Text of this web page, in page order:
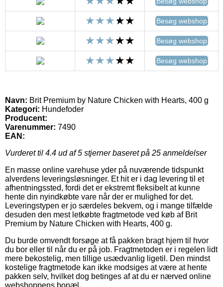
Besøg webshop
Besøg webshop
Besøg webshop
Navn: Brit Premium by Nature Chicken with Hearts, 400 g
Kategori: Hundefoder
Producent:
Varenummer: 7490
EAN:
Vurderet til 4.4 ud af 5 stjerner baseret på 25 anmeldelser
En masse online varehuse yder på nuværende tidspunkt
alverdens leveringsløsninger. Et hit er i dag levering til et
afhentningssted, fordi det er ekstremt fleksibelt at kunne
hente din nyindkøbte vare når der er mulighed for det.
Leveringstypen er jo særdeles bekvem, og i mange tilfælde
desuden den mest letkøbte fragtmetode ved køb af Brit
Premium by Nature Chicken with Hearts, 400 g.
Du burde omvendt forsøge at få pakken bragt hjem til hvor
du bor eller til når du er på job. Fragtmetoden er i regelen lidt
mere bekostelig, men tillige usædvanlig ligetil. Den mindst
kostelige fragtmetode kan ikke modsiges at være at hente
pakken selv, hvilket dog betinges af at du er nærved online
webshoppens bopæl.